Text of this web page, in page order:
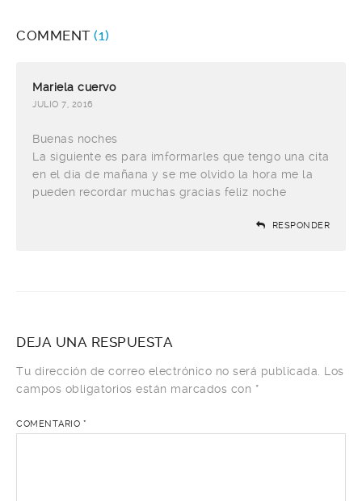
COMMENT (1)
Mariela cuervo
JULIO 7, 2016
Buenas noches
La siguiente es para imformarles que tengo una cita
en el día de mañana y se me olvido la hora me la
pueden recordar muchas gracias feliz noche
RESPONDER
DEJA UNA RESPUESTA
Tu dirección de correo electrónico no será publicada. Los
campos obligatorios están marcados con *
COMENTARIO *